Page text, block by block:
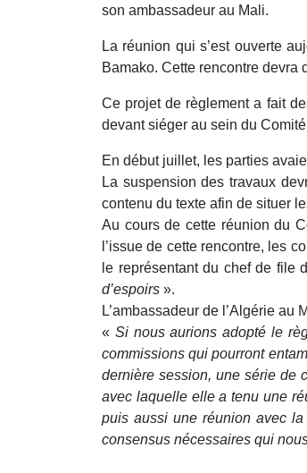
son ambassadeur au Mali.
La réunion qui s’est ouverte
Bamako. Cette rencontre devra
Ce projet de règlement a fait
devant siéger au sein du
En début juillet, les parties
La suspension des travaux
contenu du texte afin de situer
Au cours de cette réunion du
l’issue de cette rencontre, les
le représentant du chef de file
d’espoirs ».
L’ambassadeur de l’Algérie
« Si nous aurions adopté le
commissions qui pourront
dernière session, une série de
avec laquelle elle a tenu une
puis aussi une réunion avec
consensus nécessaires qui